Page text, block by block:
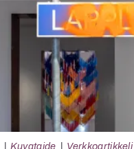
Kuvataide Verkkoartikkeli